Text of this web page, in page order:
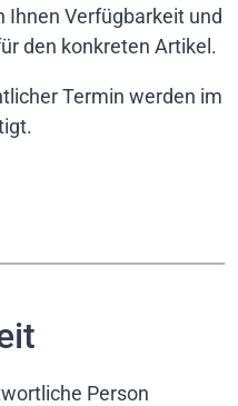
Ihnen Verfügbarkeit und
den konkreten Artikel.
Termin werden im
Person